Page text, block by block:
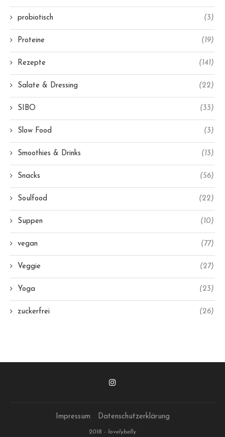
probiotisch (3)
Proteine (19)
Rezepte (141)
Salate & Dressing (22)
SIBO (33)
Slow Food (3)
Smoothies & Drinks (13)
Snacks (56)
Soulfood (22)
Suppen (10)
vegan (77)
Veggie (27)
Yoga (23)
zuckerfrei (26)
Impressum Datenschutzerklärung
2018 - lovelybelly